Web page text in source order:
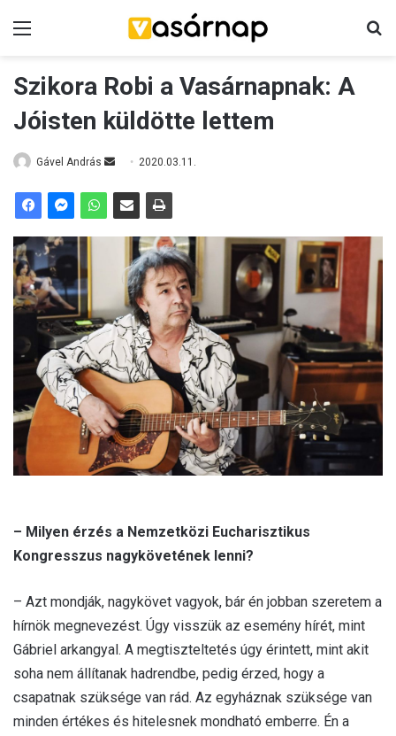
Szikora Robi a Vasárnapnak: A
Jóisten küldötte lettem
Gável András
n
m
a
i
l
2020.03.11.
– Milyen érzés a Nemzetközi Eucharisztikus
Kongresszus nagykövetének lenni?
– Azt mondják, nagykövet vagyok, bár én jobban szeretem a
hírnök megnevezést. Úgy visszük az esemény hírét, mint
Gábriel arkangyal. A megtiszteltetés úgy érintett, mint akit
soha nem állítanak hadrendbe, pedig érzed, hogy a
csapatnak szüksége van rád. Az egyháznak szüksége van
minden értékes és hitelesnek mondható emberre. Én a